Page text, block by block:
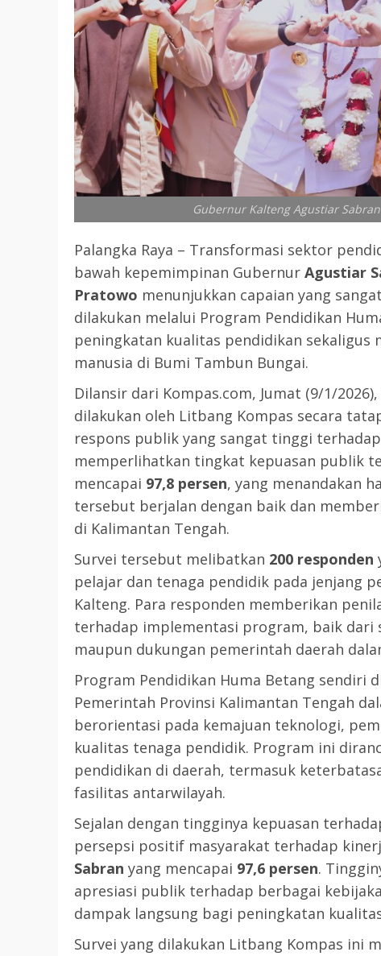
Gubernur Kalteng Agustiar
Palangka Raya – Transformasi sektor
bawah kepemimpinan Gubernur Agustiar
Pratowo menunjukkan capaian yang
dilakukan melalui Program Pendidikan
peningkatan kualitas pendidikan
manusia di Bumi Tambun Bungai.
Dilansir dari Kompas.com, Jumat (9/1/
dilakukan oleh Litbang Kompas secara
respons publik yang sangat tinggi
memperlihatkan tingkat kepuasan publik
mencapai 97,8 persen, yang menandakan
tersebut berjalan dengan baik dan
di Kalimantan Tengah.
Survei tersebut melibatkan 200 responden
pelajar dan tenaga pendidik pada jenjang
Kalteng. Para responden memberikan
terhadap implementasi program, baik dari
maupun dukungan pemerintah daerah
Program Pendidikan Huma Betang sendiri
Pemerintah Provinsi Kalimantan Tengah
berorientasi pada kemajuan teknologi,
kualitas tenaga pendidik. Program ini
pendidikan di daerah, termasuk
fasilitas antarwilayah.
Sejalan dengan tingginya kepuasan
persepsi positif masyarakat terhadap
Sabran yang mencapai 97,6 persen.
apresiasi publik terhadap berbagai
dampak langsung bagi peningkatan
Survei yang dilakukan Litbang Kompas ini
3 min read
DPRD KATINGAN
HEADLINE
KATINGAN
Soroti Krisis Air Bersih,
Nakes Hingga Ancaman
Pencemaran Sungai
11 MEI 2026